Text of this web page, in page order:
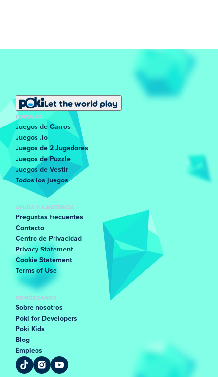
Let the world play
POPULAR
Juegos de Carros
Juegos .io
Juegos de 2 Jugadores
Juegos de Puzzle
Juegos de Vestir
Todos los juegos
AYUDA Y ASISTENCIA
Preguntas frecuentes
Contacto
Centro de Privacidad
Privacy Statement
Cookie Statement
Terms of Use
CONÓZCANOS
Sobre nosotros
Poki for Developers
Poki Kids
Blog
Empleos